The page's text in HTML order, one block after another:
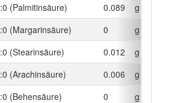
(Palmitinsäure)
0.089
g
(Margarinsäure)
0
g
(Stearinsäure)
0.012
g
(Arachinsäure)
0.006
g
(Behensäure)
0
g